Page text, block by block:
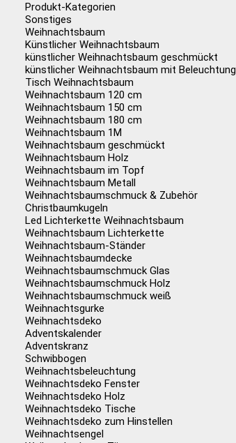
Produkt-Kategorien
Sonstiges
Weihnachtsbaum
Künstlicher Weihnachtsbaum
künstlicher Weihnachtsbaum geschmückt
künstlicher Weihnachtsbaum mit Beleuchtung
Tisch Weihnachtsbaum
Weihnachtsbaum 120 cm
Weihnachtsbaum 150 cm
Weihnachtsbaum 180 cm
Weihnachtsbaum 1M
Weihnachtsbaum geschmückt
Weihnachtsbaum Holz
Weihnachtsbaum im Topf
Weihnachtsbaum Metall
Weihnachtsbaumschmuck & Zubehör
Christbaumkugeln
Led Lichterkette Weihnachtsbaum
Weihnachtsbaum Lichterkette
Weihnachtsbaum-Ständer
Weihnachtsbaumdecke
Weihnachtsbaumschmuck Glas
Weihnachtsbaumschmuck Holz
Weihnachtsbaumschmuck weiß
Weihnachtsgurke
Weihnachtsdeko
Adventskalender
Adventskranz
Schwibbogen
Weihnachtsbeleuchtung
Weihnachtsdeko Fenster
Weihnachtsdeko Holz
Weihnachtsdeko Tische
Weihnachtsdeko zum Hinstellen
Weihnachtsengel